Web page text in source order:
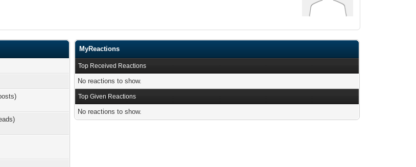
MyReactions
Top Received Reactions
No reactions to show.
Top Given Reactions
No reactions to show.